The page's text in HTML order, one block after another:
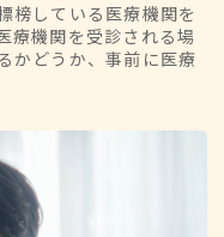
榜している医療機関を
療機関を受診される場
かどうか、事前に医療